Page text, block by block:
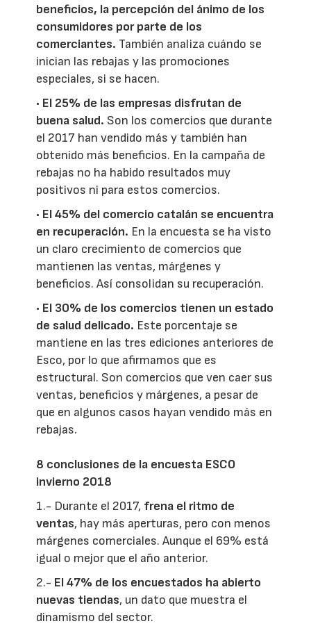
beneficios, la percepción del ánimo de los
consumidores por parte de los
comerciantes. También analiza cuándo se
inician las rebajas y las promociones
especiales, si se hacen.
• El 25% de las empresas disfrutan de
buena salud. Son los comercios que durante
el 2017 han vendido más y también han
obtenido más beneficios. En la campaña de
rebajas no ha habido resultados muy
positivos ni para estos comercios.
• El 45% del comercio catalán se encuentra
en recuperación. En la encuesta se ha visto
un claro crecimiento de comercios que
mantienen las ventas, márgenes y
beneficios. Así consolidan su recuperación.
• El 30% de los comercios tienen un estado
de salud delicado. Este porcentaje se
mantiene en las tres ediciones anteriores de
Esco, por lo que afirmamos que es
estructural. Son comercios que ven caer sus
ventas, beneficios y márgenes, a pesar de
que en algunos casos hayan vendido más en
rebajas.
8 conclusiones de la encuesta ESCO
invierno 2018
1.- Durante el 2017, frena el ritmo de
ventas, hay más aperturas, pero con menos
márgenes comerciales. Aunque el 69% está
igual o mejor que el año anterior.
2.- El 47% de los encuestados ha abierto
nuevas tiendas, un dato que muestra el
dinamismo del sector.